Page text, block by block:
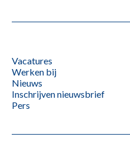
Vacatures
Werken bij
Nieuws
Inschrijven nieuwsbrief
Pers